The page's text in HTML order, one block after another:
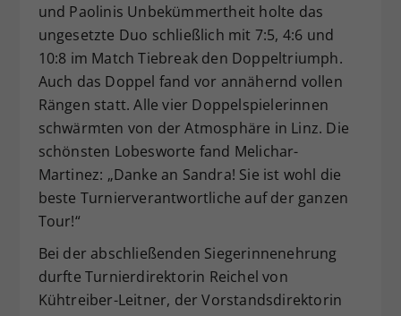
und Paolinis Unbekümmertheit holte das
ungesetzte Duo schließlich mit 7:5, 4:6 und
10:8 im Match Tiebreak den Doppeltriumph.
Auch das Doppel fand vor annähernd vollen
Rängen statt. Alle vier Doppelspielerinnen
schwärmten von der Atmosphäre in Linz. Die
schönsten Lobesworte fand Melichar-
Martinez: „Danke an Sandra! Sie ist wohl die
beste Turnierverantwortliche auf der ganzen
Tour!“
Bei der abschließenden Siegerinnenehrung
durfte Turnierdirektorin Reichel von
Kühtreiber-Leitner, der Vorstandsdirektorin